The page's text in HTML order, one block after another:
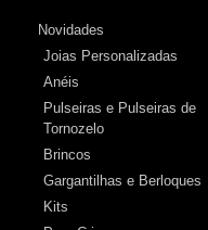
Novidades
Joias Personalizadas
Anéis
Pulseiras e Pulseiras de
Tornozelo
Brincos
Gargantilhas e Berloques
Kits